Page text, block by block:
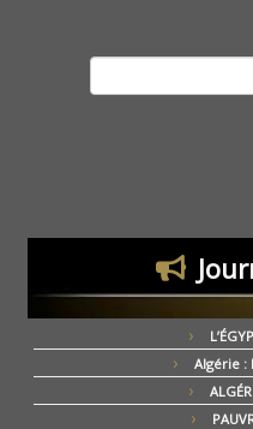
Algérie :